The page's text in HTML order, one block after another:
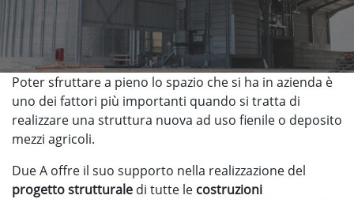
Poter sfruttare a pieno lo spazio che si ha in azienda è
uno dei fattori più importanti quando si tratta di
realizzare una struttura nuova ad uso fienile o deposito
mezzi agricoli.
Due A offre il suo supporto nella realizzazione del
progetto strutturale di tutte le costruzioni